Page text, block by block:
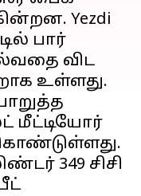
Yezdi
பார்
விட
உள்ளது.
மீட்டியோர்
349 சிசி